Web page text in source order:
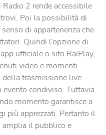
2 rende accessibile
Poi la possibilità di
di appartenenza che
Quindi l’opzione di
ufficiale o sito RaiPlay,
video e momenti
della trasmissione live
evento condiviso. Tuttavia
momento garantisce a
più apprezzati. Pertanto il
amplia il pubblico e